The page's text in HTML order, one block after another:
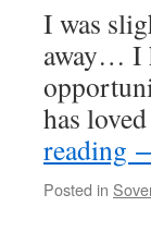
I was
away… I
has
reading
Posted in